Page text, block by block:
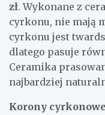
zł. Wykonane z
cyrkonu, nie mają
cyrkonu jest
dlatego pasuje
Ceramika
najbardziej
Korony